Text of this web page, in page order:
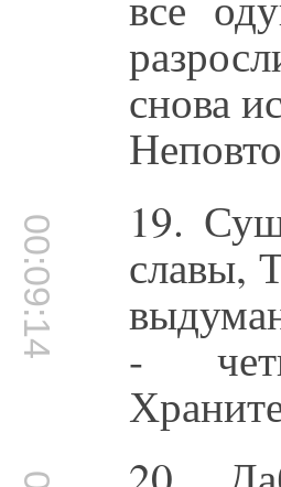
снова
00:09:14 19.
славы,
-